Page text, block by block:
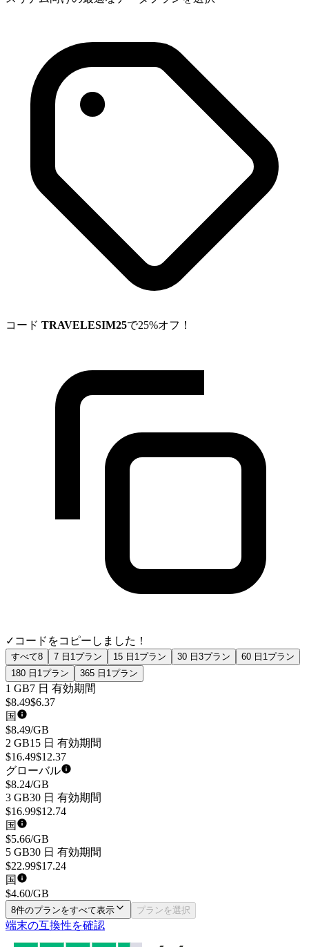
コード TRAVELESIM25で25%オフ！
✓ コードをコピーしました！
すべて8 7 日 1 プラン 15 日 1 プラン 30 日3プラン 60 日 1 プラン
180 日 1 プラン 365 日 1 プラン
1 GB7 日 有効期間
$8.49$6.37
国
$8.49/GB
2 GB15 日 有効期間
$16.49$12.37
グローバル
$8.24/GB
3 GB30 日 有効期間
$16.99$12.74
国
$5.66/GB
5 GB30 日 有効期間
$22.99$17.24
国
$4.60/GB
8件のプランをすべて表示 プランを選択
端末の互換性を確認